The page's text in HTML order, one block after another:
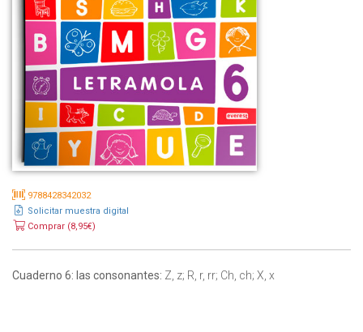
9788428342032
Solicitar muestra digital
Comprar (8,95€)
Cuaderno 6: las consonantes: Z, z; R, r, rr; Ch, ch; X, x